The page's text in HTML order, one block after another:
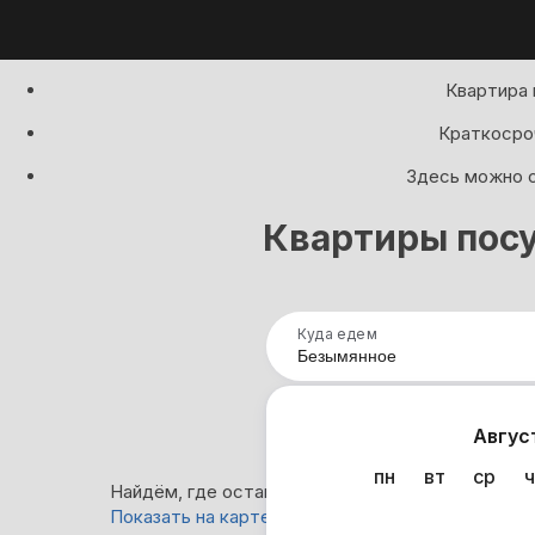
Здесь можно
Квартиры
Куда едем
пн
вт ср
Найдём, где остановиться в Безымянном: 5
Показать на карте